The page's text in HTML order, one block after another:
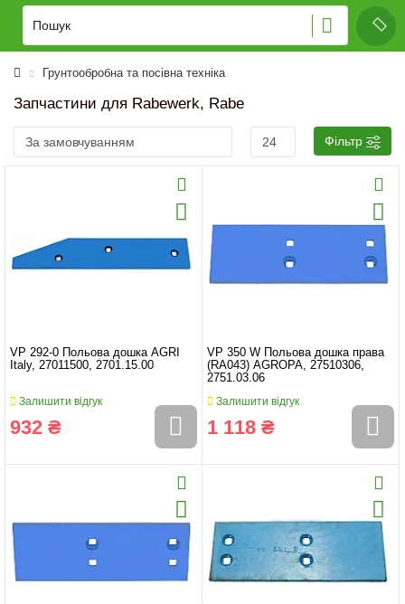
Грунтообробна та посівна техніка
Запчастини для Rabewerk, Rabe
Фільтр
VP 292-0 Польова дошка AGRI
Italy, 27011500, 2701.15.00
Залишити відгук
932 ₴
VP 350 W Польова дошка права
(RA043) AGROPA, 27510306,
2751.03.06
Залишити відгук
1 118 ₴